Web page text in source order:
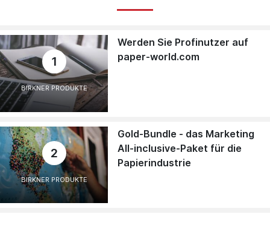
1
BIRKNER PRODUKTE
Werden Sie Profinutzer auf
paper-world.com
2
BIRKNER PRODUKTE
Gold-Bundle - das Marketing
All-inclusive-Paket für die
Papierindustrie